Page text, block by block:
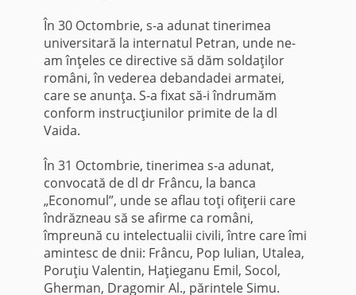
În 30 Octombrie, s-a adunat tinerimea
universitară la internatul Petran, unde ne-
am înţeles ce directive să dăm soldaţilor
români, în vederea de­bandadei armatei,
care se anunţa. S-a fixat să-i îndrumăm
conform instrucţiunilor primite de la dl
Vaida.
În 31 Octombrie, tinerimea s-a adunat,
convocată de dl dr Frâncu, la banca
„Economul”, unde se aflau toţi ofiţerii care
îndrăzneau să se afirme ca români,
împreună cu intelectualii civili, între care îmi
amintesc de dnii: Frâncu, Pop Iulian, Utalea,
Poruţiu Valentin, Haţieganu Emil, Socol,
Gherman, Dragomir Al., părintele Simu.